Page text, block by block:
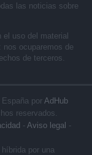
las noticias sobre
el uso del material
: nos ocuparemos de
de terceros.
por AdHub
reservados.
- Aviso legal -
por una